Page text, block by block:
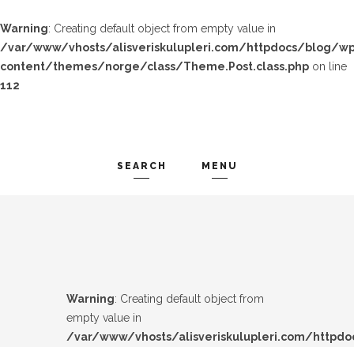
Warning: Creating default object from empty value in
/var/www/vhosts/alisveriskulupleri.com/httpdocs/blog/
content/themes/norge/class/Theme.Post.class.php on line
112
SEARCH MENU
Warning: Creating default object from
empty value in
/var/www/vhosts/alisveriskulupleri.com/